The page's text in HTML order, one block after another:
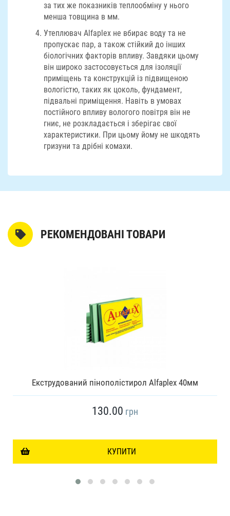
за тих же показників теплообміну у нього
менша товщина в мм.
Утеплювач Alfaplex не вбирає воду та не
пропускає пар, а також стійкий до інших
біологічних факторів впливу. Завдяки цьому
він широко застосовується для ізоляції
приміщень та конструкцій із підвищеною
вологістю, таких як цоколь, фундамент,
підвальні приміщення. Навіть в умовах
постійного впливу вологого повітря він не
гниє, не розкладається і зберігає свої
характеристики. При цьому йому не шкодять
гризуни та дрібні комахи.
РЕКОМЕНДОВАНІ ТОВАРИ
Екструдований пінополістирол Alfaplex 40мм
130.00 грн
КУПИТИ